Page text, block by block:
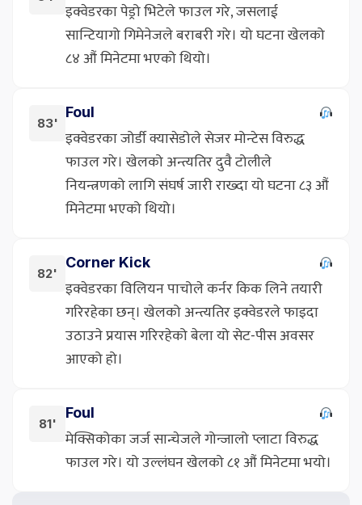
इक्वेडरका पेड्रो भिटेले फाउल गरे, जसलाई
सान्टियागो गिमेनेजले बराबरी गरे। यो घटना खेलको
८४ औं मिनेटमा भएको थियो।
83'
Foul
इक्वेडरका जोर्डी क्यासेडोले सेजर मोन्टेस विरुद्ध
फाउल गरे। खेलको अन्त्यतिर दुवै टोलीले
नियन्त्रणको लागि संघर्ष जारी राख्दा यो घटना ८३ औं
मिनेटमा भएको थियो।
82'
Corner Kick
इक्वेडरका विलियन पाचोले कर्नर किक लिने तयारी
गरिरहेका छन्। खेलको अन्त्यतिर इक्वेडरले फाइदा
उठाउने प्रयास गरिरहेको बेला यो सेट-पीस अवसर
आएको हो।
81'
Foul
मेक्सिकोका जर्ज सान्चेजले गोन्जालो प्लाटा विरुद्ध
फाउल गरे। यो उल्लंघन खेलको ८१ औं मिनेटमा भयो।